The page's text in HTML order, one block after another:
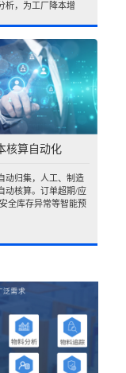
析，为工厂降本增
核算自动化
动归集，人工、制造
动核算。订单超期/应
全库存异常等智能预